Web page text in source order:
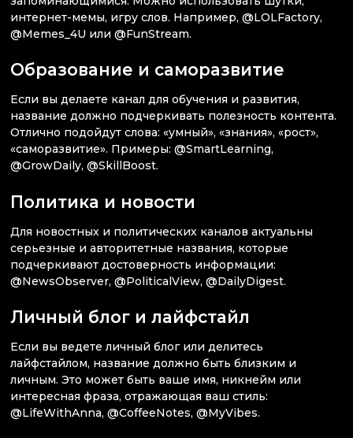
интернет-мемы, игру слов. Например, @LOLFactory,
@Memes_4U или @FunStream.
Образование и саморазвитие
Если вы делаете канал для обучения и развития,
название должно подчеркивать полезность контента.
Отлично подойдут слова: «умный», «знания», «рост»,
«саморазвитие». Примеры: @SmartLearning,
@GrowDaily, @SkillBoost.
Политика и новости
Для новостных и политических каналов актуальны
серьезные и авторитетные названия, которые
подчеркивают достоверность информации:
@NewsObserver, @PoliticalView, @DailyDigest.
Личный блог и лайфстайл
Если вы ведете личный блог или делитесь
лайфстайлом, название должно быть близким и
личным. Это может быть ваше имя, никнейм или
интересная фраза, отражающая ваш стиль:
@LifeWithAnna, @CoffeeNotes, @MyVibes.